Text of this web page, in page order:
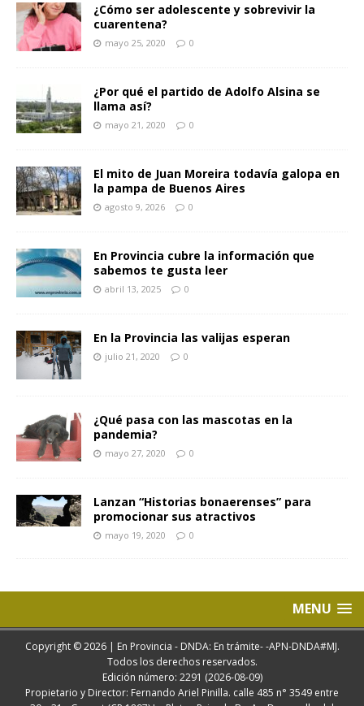
¿Cómo ser adolescente y sobrevivir la
cuarentena?
mayo 25, 2020 0
¿Por qué el partido de Adolfo Alsina se
llama así?
mayo 21, 2020 0
El mito de Juan Moreira todavía galopa en
la pampa de Buenos Aires
agosto 9, 2026 0
En Provincia cubre la información que
sabemos te gusta leer
abril 13, 2025 0
En la Provincia las valijas esperan
julio 21, 2020 0
¿Qué pasa con las mascotas en la
pandemia?
mayo 27, 2020 0
Lanzan “Historias bonaerenses” para
promocionar sus atractivos
mayo 19, 2020 0
MENU
Copyright © 2026 | En Provincia - DNDA: En trámite- -APN-DNDA#MJ.
Todos los derechos reservados.
Edición número: 2291 (2026-08-09)
Propietario y Director: Fernando Ariel Pinilla. calle 485 n° 3549 entre